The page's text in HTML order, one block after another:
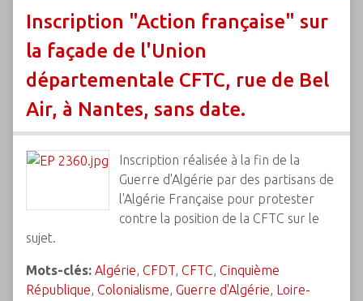
Inscription "Action française" sur
la façade de l'Union
départementale CFTC, rue de Bel
Air, à Nantes, sans date.
Inscription réalisée à la fin de la
Guerre d'Algérie par des partisans de
l'Algérie Française pour protester
contre la position de la CFTC sur le
sujet.
Mots-clés: Algérie, CFDT, CFTC, Cinquième
République, Colonialisme, Guerre d'Algérie, Loire-